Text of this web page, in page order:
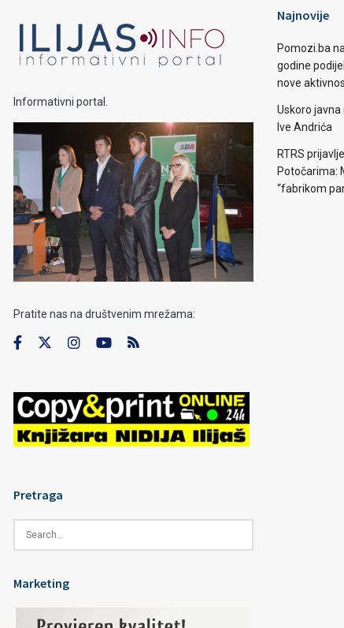
Informativni portal.
Pratite nas na društvenim mrežama:
Pretraga
Marketing
Najnovije
Pomozi.ba
godine
nove
Uskoro
Ive Andrića
RTRS
Potočarima:
“fabrikom